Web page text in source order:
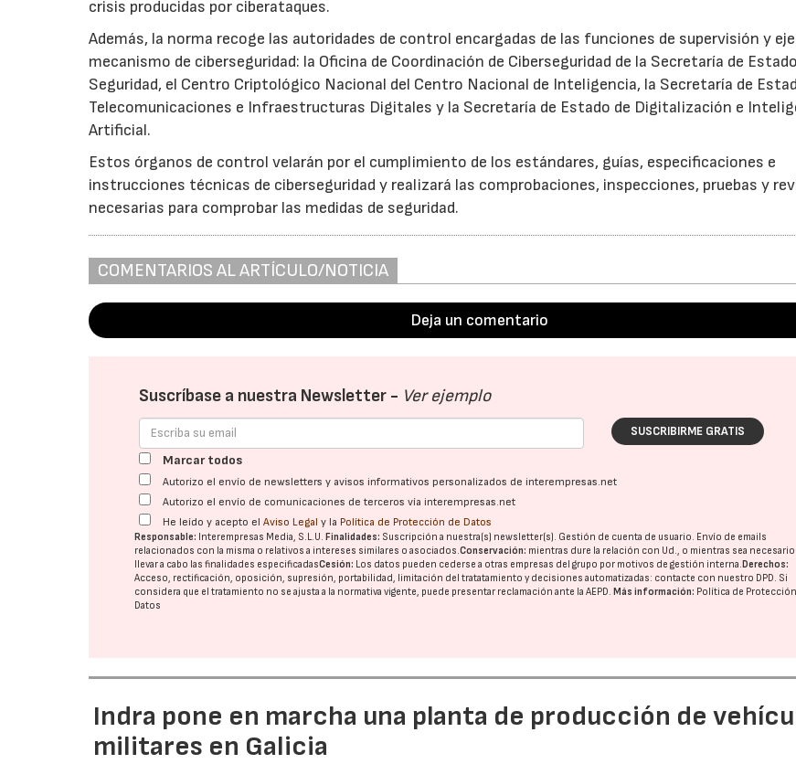
crisis producidas por ciberataques.
Además, la norma recoge las autoridades de control encargadas de las funciones de supervisión y
mecanismo de ciberseguridad: la Oficina de Coordinación de Ciberseguridad de la Secretaría de
Seguridad, el Centro Criptológico Nacional del Centro Nacional de Inteligencia, la Secretaría de
Telecomunicaciones e Infraestructuras Digitales y la Secretaría de Estado de Digitalización e
Artificial.
Estos órganos de control velarán por el cumplimiento de los estándares, guías, especificaciones e
instrucciones técnicas de ciberseguridad y realizará las comprobaciones, inspecciones, pruebas y
necesarias para comprobar las medidas de seguridad.
COMENTARIOS AL ARTÍCULO/NOTICIA
Deja un comentario
Suscríbase a nuestra Newsletter - Ver ejemplo
SUSCRIBIRME GRATIS
Marcar todos
Autorizo el envío de newsletters y avisos informativos personalizados de interempresas.net
Autorizo el envío de comunicaciones de terceros vía interempresas.net
He leído y acepto elAviso Legal y la Política de Protección de Datos
Responsable: Interempresas Media, S.L.U.Finalidades: Suscripción a nuestra(s) newsletter(s). Gestión de cuenta de usuario. Envío de emails
relacionados con la misma o relativos a intereses similares o asociados.Conservación: mientras dure la relación con Ud., o mientras sea necesario
llevar a cabo las finalidades especificadasCesión: Los datos pueden cederse a otras empresas del grupo por motivos de gestión interna.Derechos:
Acceso, rectificación, oposición, supresión, portabilidad, limitación del tratatamiento y decisiones automatizadas: contacte con nuestro DPD. Si
considera que el tratamiento no se ajusta a la normativa vigente, puede presentar reclamación ante laAEPD.Más información: Política de
Datos
Indra pone en marcha una planta de producción de
militares en Galicia